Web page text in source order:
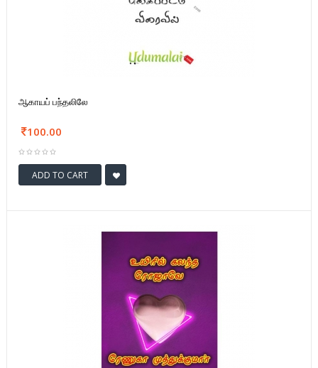
ஆகாயப் பந்தலிலே
100.00
ADD TO CART